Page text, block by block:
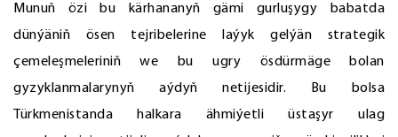
Munuň özi bu kärhananyň gämi gurluşygy babatda
dünýäniň ösen tejribelerine laýyk gelýän strategik
çemeleşmeleriniň we bu ugry ösdürmäge bolan
gyzyklanmalarynyň aýdyň netijesidir. Bu bolsa
Türkmenistanda halkara ähmiýetli üstaşyr ulag